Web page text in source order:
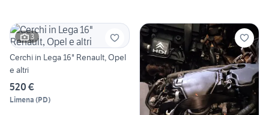
3
Cerchi in Lega 16" Renault, Opel
e altri
520 €
Limena (PD)